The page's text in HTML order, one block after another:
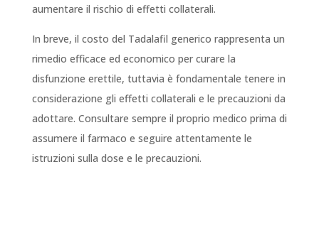
aumentare il rischio di effetti collaterali.
In breve, il costo del Tadalafil generico rappresenta un
rimedio efficace ed economico per curare la
disfunzione erettile, tuttavia è fondamentale tenere in
considerazione gli effetti collaterali e le precauzioni da
adottare. Consultare sempre il proprio medico prima di
assumere il farmaco e seguire attentamente le
istruzioni sulla dose e le precauzioni.